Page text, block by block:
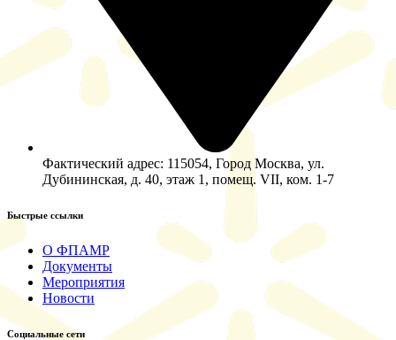
Фактический адрес: 115054, Город Москва, ул.
Дубининская, д. 40, этаж 1, помещ. VII, ком. 1-7
Быстрые ссылки​
О ФПАМР
Документы
Мероприятия
Новости
Социальные сети